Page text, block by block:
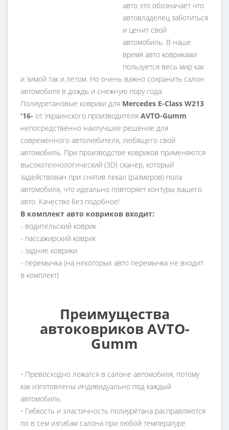
авто это обозначает что
автовладелец заботиться
и ценит свой
автомобиль. В наше
время авто ковриками
пользуется весь мир как
и зимой так и летом. Но очень важно сохранить салон
автомобиля в дождь и снежную пору года.
Полиуретановые коврики для Mercedes E-Class W213
'16- от Украинского производителя AVTO-Gumm
непосредственно наилучшие решение для
современного автолюбителя, любящего свой
автомобиль. При производстве ковриков применяются
высокотехнологический (3D) сканер, который
задействован при снятия лекал (размеров) пола
автомобиля, что идеально повторяет контуры вашего
авто. Качество без подобное!
В комплект авто ковриков входит:
- водительский коврик
- пассажирский коврик
- задние коврики
- перемычка (на некоторых авто перемычка не входит
в комплект)
Преимущества
автоковриков AVTO-
Gumm
• Превосходно ложатся в салоне автомобиля, потому
как изготовлены индивидуально под каждый
автомобиль.
• Гибкость и эластичность полиуретана расправляются
по в сем изгибам салона при любой температуре